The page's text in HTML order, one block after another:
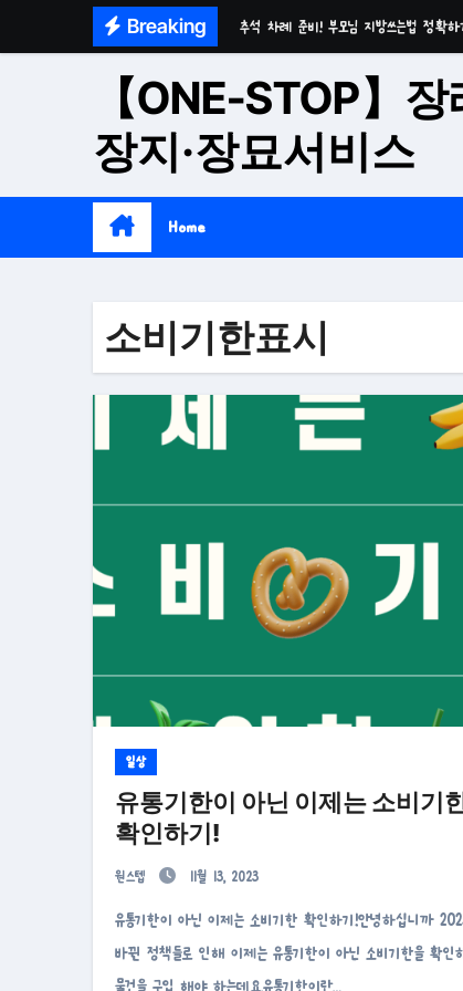
Breaking 추석 차례 준비! 부모님 지방쓰는법 정확
시간이 흘러도 변함없는 가치 성주 추모공
치유와 위로의 공간 기독교전용 김천 납골당
재단법인 효심추모공원(현 삼랑진추모공원)
【ONE-STOP】장
장지·장묘서비스
Home
소비기한표시
일상
유통기한이 아닌 이제는 소비기
확인하기!
원스텝 11월 13, 2023
유통기한이 아닌 이제는 소비기한 확인하기!안녕하십니까 2023년
바뀐 정책들로 인해 이제는 유통기한이 아닌 소비기한을 확인
물건을 구입 해야 하는데요.유통기한이란…